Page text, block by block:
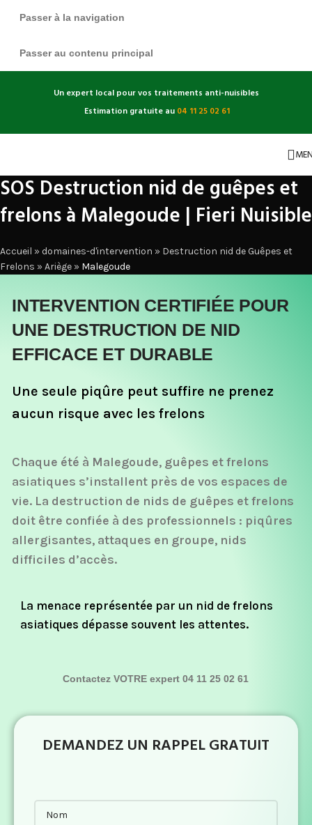
Passer à la navigation
Passer au contenu principal
Un expert local pour vos traitements anti-nuisibles
Estimation gratuite au 04 11 25 02 61
SOS Destruction nid de guêpes et
frelons à Malegoude | Fieri Nuisible
Accueil » domaines-d'intervention » Destruction nid de Guêpes et
Frelons » Ariège » Malegoude
INTERVENTION CERTIFIÉE POUR
UNE DESTRUCTION DE NID
EFFICACE ET DURABLE
Une seule piqûre peut suffire ne prenez
aucun risque avec les frelons
Chaque été à Malegoude, guêpes et frelons
asiatiques s’installent près de vos espaces de
vie. La destruction de nids de guêpes et frelons
doit être confiée à des professionnels : piqûres
allergisantes, attaques en groupe, nids
difficiles d’accès.
La menace représentée par un nid de frelons
asiatiques dépasse souvent les attentes.
Contactez VOTRE expert 04 11 25 02 61
DEMANDEZ UN RAPPEL GRATUIT